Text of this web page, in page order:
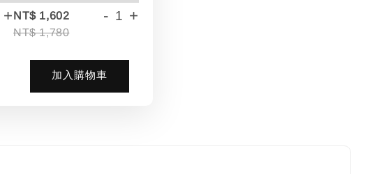
+NT$ 1,602
NT$ 1,780
- +
加入購物車